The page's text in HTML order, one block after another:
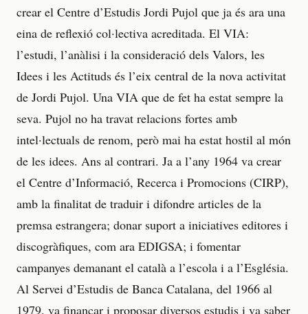
crear el Centre d’Estudis Jordi Pujol que ja és ara una
eina de reflexió col·lectiva acreditada. El VIA:
l’estudi, l’anàlisi i la consideració dels Valors, les
Idees i les Actituds és l’eix central de la nova activitat
de Jordi Pujol. Una VIA que de fet ha estat sempre la
seva. Pujol no ha travat relacions fortes amb
intel·lectuals de renom, però mai ha estat hostil al món
de les idees. Ans al contrari. Ja a l’any 1964 va crear
el Centre d’Informació, Recerca i Promocions (CIRP),
amb la finalitat de traduir i difondre articles de la
premsa estrangera; donar suport a iniciatives editores i
discogràfiques, com ara EDIGSA; i fomentar
campanyes demanant el català a l’escola i a l’Església.
Al Servei d’Estudis de Banca Catalana, del 1966 al
1979, va finançar i proposar diversos estudis i va saber